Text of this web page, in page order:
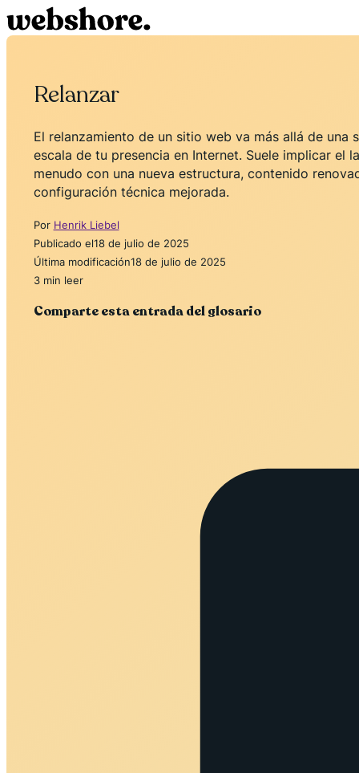
Relanzar
El relanzamiento de un sitio web va más allá de
escala de tu presencia en Internet. Suele implicar el
menudo con una nueva estructura, contenido
configuración técnica mejorada.
Por Henrik Liebel
Publicado el18 de julio de 2025
Última modificación18 de julio de 2025
3 min leer
Comparte esta entrada del glosario